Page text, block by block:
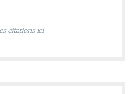
citations ici